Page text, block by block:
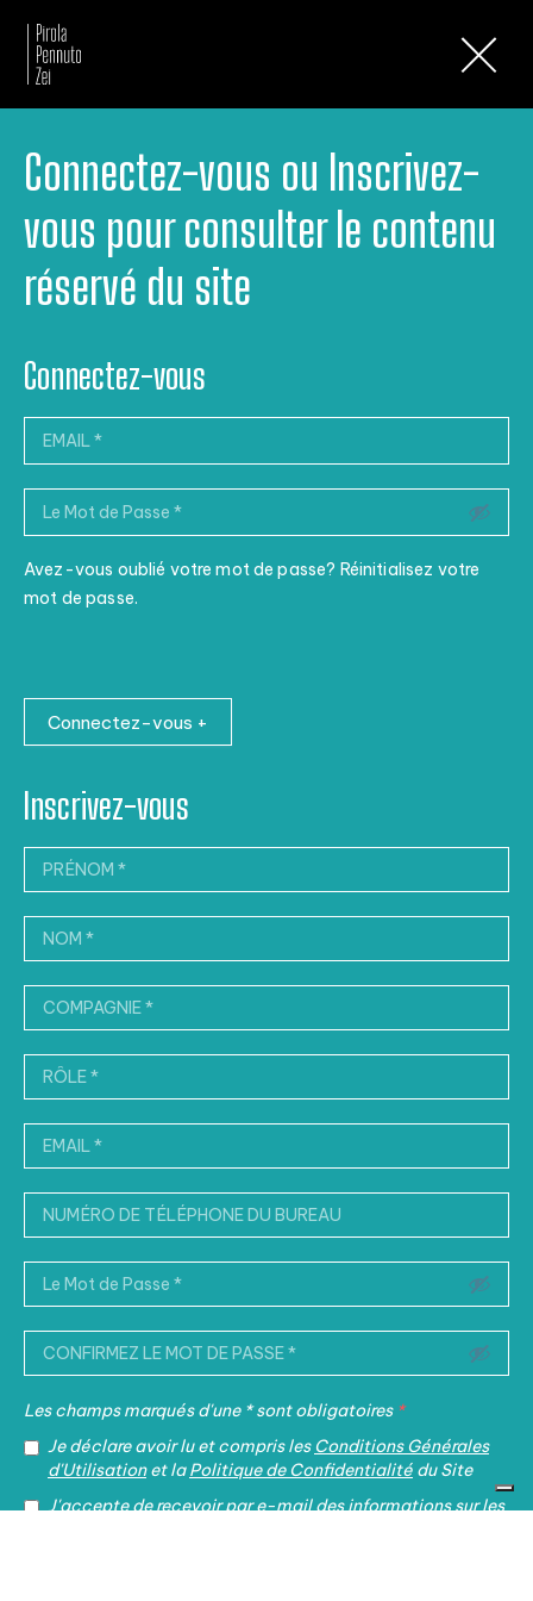
Lettres d’Information
Connectez-vous ou Inscrivez-
vous pour consulter le contenu
réservé du site
Connectez-vous
Avez-vous oublié votre mot de passe? Réinitialisez votre
mot de passe.
Connectez-vous +
Inscrivez-vous
Les champs marqués d'une * sont obligatoires *
Je déclare avoir lu et compris les Conditions Générales
d'Utilisationet laPolitique de Confidentialité du Site
J'accepte de recevoir par e-mail des informations sur les